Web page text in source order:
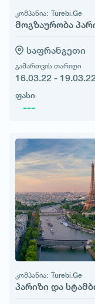
კომპანია: Turebi.Ge
მოგზაურობა
საფრანგეთი
გამართვის თარიღი
16.03.22 -
ფასი
---
კომპანია: Turebi.Ge
პარიზი და